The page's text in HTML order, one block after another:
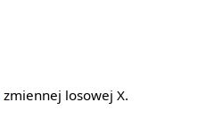
zmiennej losowej X.